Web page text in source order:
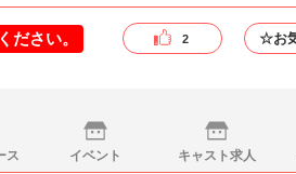
ださい。 2 ☆お
ス イベント キャスト求人